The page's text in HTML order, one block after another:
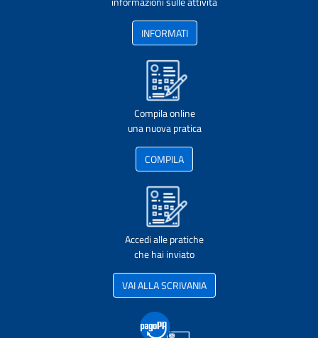
INFORMATI
Compila online
una nuova pratica
COMPILA
Accedi alle pratiche
che hai inviato
VAI ALLA SCRIVANIA